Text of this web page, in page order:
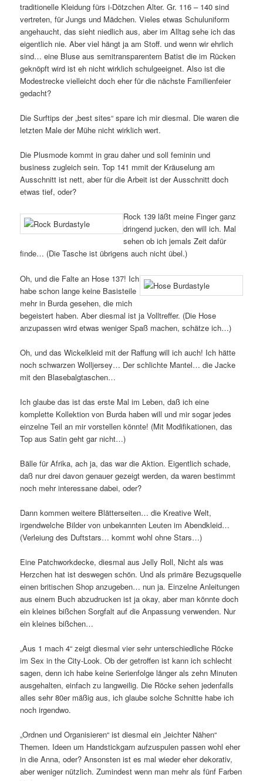
traditionelle Kleidung fürs i-Dötzchen Alter. Gr. 116 – 140 sind
vertreten, für Jungs und Mädchen. Vieles etwas Schuluniform
angehaucht, das sieht niedlich aus, aber im Alltag sehe ich das
eigentlich nie. Aber viel hängt ja am Stoff. und wenn wir ehrlich
sind… eine Bluse aus semitransparentem Batist die im Rücken
geknöpft wird ist eh nicht wirklich schulgeeignet. Also ist die
Modestrecke vielleicht doch eher für die nächste Familienfeier
gedacht?
Die Surftips der „best sites“ spare ich mir diesmal. Die waren die
letzten Male der Mühe nicht wirklich wert.
Die Plusmode kommt in grau daher und soll feminin und
business zugleich sein. Top 141 mmit der Kräuselung am
Ausschnitt ist nett, aber für die Arbeit ist der Ausschnitt doch
etwas tief, oder?
Rock 139 läßt meine Finger ganz
dringend jucken, den will ich. Mal
sehen ob ich jemals Zeit dafür
finde… (Die Tasche ist übrigens auch nicht übel.)
Oh, und die Falte an Hose 137! Ich
habe schon lange keine Basisteile
mehr in Burda gesehen, die mich
begeistert haben. Aber diesmal ist ja Volltreffer. (Die Hose
anzupassen wird etwas weniger Spaß machen, schätze ich…)
Oh, und das Wickelkleid mit der Raffung will ich auch! Ich hätte
noch schwarzen Wolljersey… Der schlichte Mantel… die Jacke
mit den Blasebalgtaschen…
Ich glaube das ist das erste Mal im Leben, daß ich eine
komplette Kollektion von Burda haben will und mir sogar jedes
einzelne Teil an mir vorstellen könnte! (Mit Modifikationen, das
Top aus Satin geht gar nicht…)
Bälle für Afrika, ach ja, das war die Aktion. Eigentlich schade,
daß nur drei davon genauer gezeigt werden, da waren bestimmt
noch mehr interessane dabei, oder?
Dann kommen weitere Blätterseiten… die Kreative Welt,
irgendwelche Bilder von unbekannten Leuten im Abendkleid…
(Verleiung des Duftstars… kommt wohl ohne Stars…)
Eine Patchworkdecke, diesmal aus Jelly Roll, Nicht als was
Herzchen hat ist deswegen schön. Und als primäre Bezugsquelle
einen britischen Shop anzugeben… nun ja. Einzelne Anleitungen
aus einem Buch abzudrucken ist ja okay, aber man könnte doch
ein kleines bißchen Sorgfalt auf die Anpassung verwenden. Nur
ein kleines bißchen…
„Aus 1 mach 4“ zeigt diesmal vier sehr unterschiedliche Röcke
im Sex in the City-Look. Ob der getroffen ist kann ich schlecht
sagen, denn ich habe keine Serienfolge länger als zehn Minuten
ausgehalten, einfach zu langweilig. Die Röcke sehen jedenfalls
alles sehr 80er mäßig aus, ich glaube solche Schnitte habe ich
noch irgendwo.
„Ordnen und Organisieren“ ist diesmal ein „leichter Nähen“
Themen. Ideen um Handstickgarn aufzuspulen passen wohl eher
in die Anna, oder? Ansonsten ist es mal wieder eher dekorativ,
aber weniger nützlich. Zumindest wenn man mehr als fünf Farben